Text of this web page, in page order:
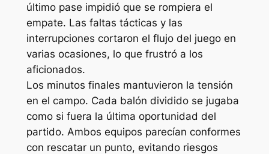
último pase impidió que se rompiera el
empate. Las faltas tácticas y las
interrupciones cortaron el flujo del juego en
varias ocasiones, lo que frustró a los
aficionados.
Los minutos finales mantuvieron la tensión
en el campo. Cada balón dividido se jugaba
como si fuera la última oportunidad del
partido. Ambos equipos parecían conformes
con rescatar un punto, evitando riesgos